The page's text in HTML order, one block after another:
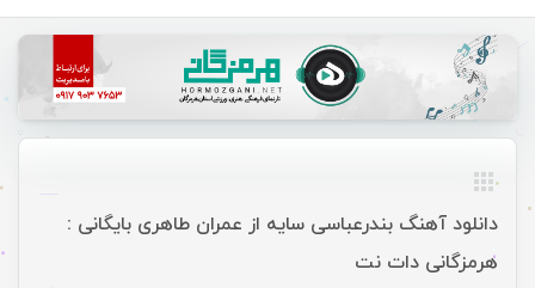
دانلود آهنگ بندرعباسی سایه از عمران طاهری بایگانی :
هرمزگانی دات نت